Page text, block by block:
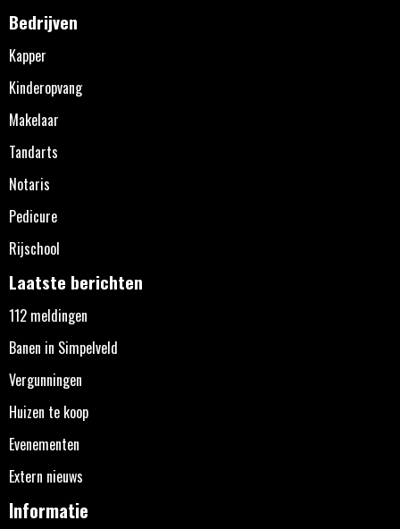
Bedrijven
Kapper
Kinderopvang
Makelaar
Tandarts
Notaris
Pedicure
Rijschool
Laatste berichten
112 meldingen
Banen in Simpelveld
Vergunningen
Huizen te koop
Evenementen
Extern nieuws
Informatie